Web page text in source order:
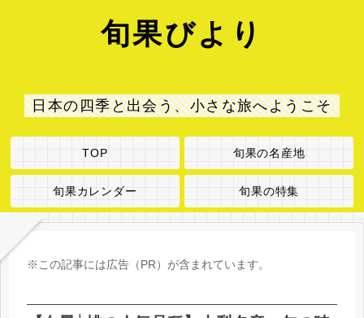
旬果びより
日本の四季と出会う、小さな旅へようこそ
TOP 旬果の名産地
旬果カレンダー 旬果の特集
※この記事には広告（PR）が含まれています。